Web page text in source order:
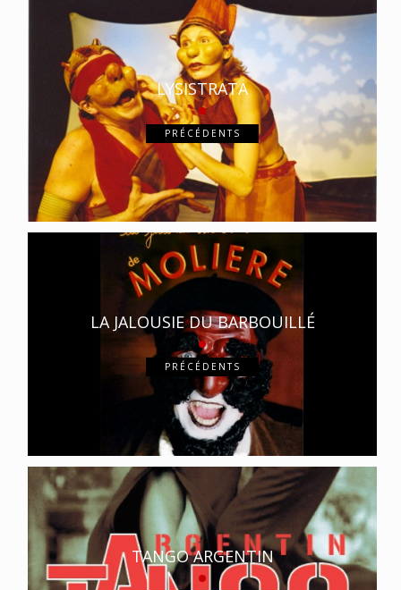
LYSISTRATA
PRÉCÉDENTS
LA JALOUSIE DU BARBOUILLÉ
PRÉCÉDENTS
TANGO ARGENTIN